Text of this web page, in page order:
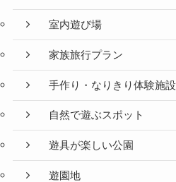
室内遊び場
家族旅行プラン
手作り・なりきり体験施設
自然で遊ぶスポット
遊具が楽しい公園
遊園地